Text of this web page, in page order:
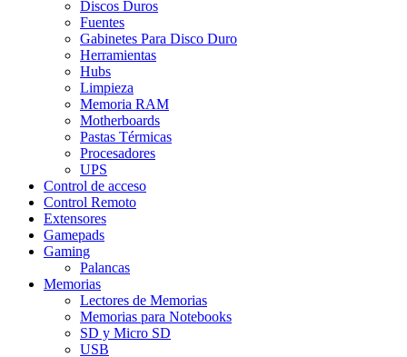
Discos Duros
Fuentes
Gabinetes Para Disco Duro
Herramientas
Hubs
Limpieza
Memoria RAM
Motherboards
Pastas Térmicas
Procesadores
UPS
Control de acceso
Control Remoto
Extensores
Gamepads
Gaming
Palancas
Memorias
Lectores de Memorias
Memorias para Notebooks
SD y Micro SD
USB